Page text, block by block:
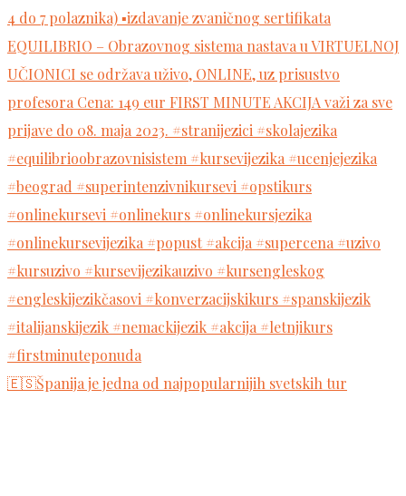
🇪🇸Španija je jedna od najpopularnijih svetskih tur